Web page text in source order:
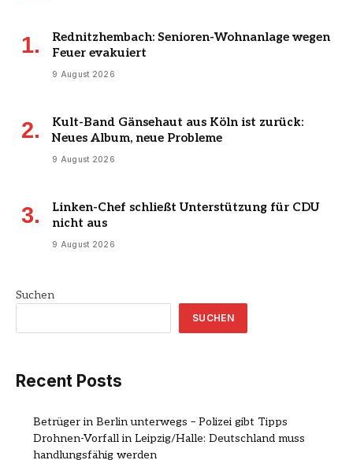
Rednitzhembach: Senioren-Wohnanlage wegen
Feuer evakuiert
9 August 2026
Kult-Band Gänsehaut aus Köln ist zurück:
Neues Album, neue Probleme
9 August 2026
Linken-Chef schließt Unterstützung für CDU
nicht aus
9 August 2026
Suchen
SUCHEN
Recent Posts
Betrüger in Berlin unterwegs – Polizei gibt Tipps
Drohnen-Vorfall in Leipzig/Halle: Deutschland muss
handlungsfähig werden